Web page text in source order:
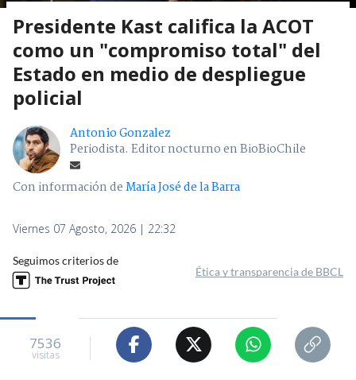
Presidente Kast califica la ACOT
como un "compromiso total" del
Estado en medio de despliegue
Periodista. Editor nocturno en BioBioChile
Viernes 07 Agosto, 2026 | 22:32